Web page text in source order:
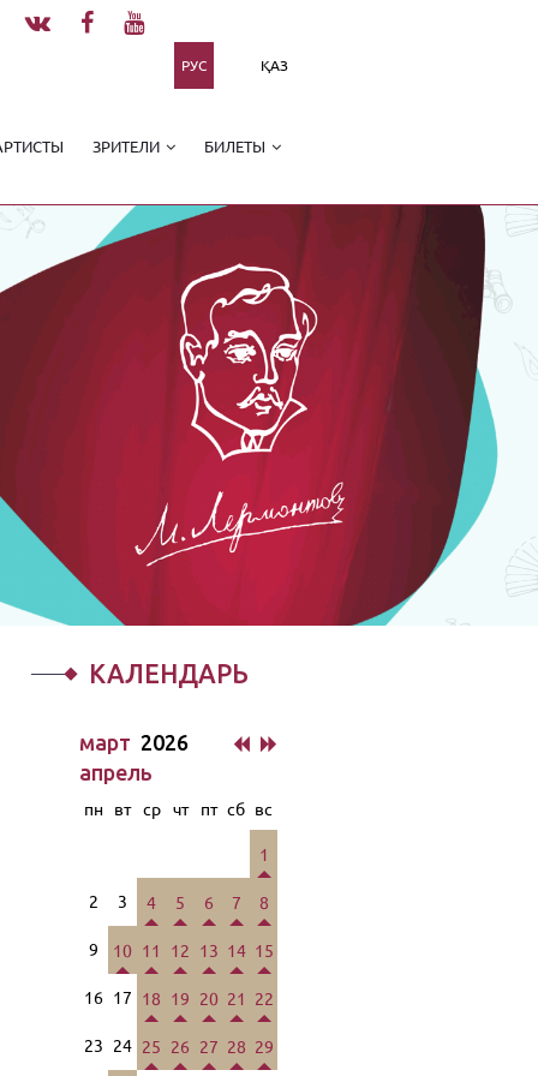
РУС ҚАЗ
ЗРИТЕЛИ БИЛЕТЫ
КАЛЕНДАРЬ
март 2026
апрель
пн вт ср чт пт сб вс
1
2 3 4 5 6 7 8
9 10 11 12 13 14 15
16 17 18 19 20 21 22
23 24 25 26 27 28 29